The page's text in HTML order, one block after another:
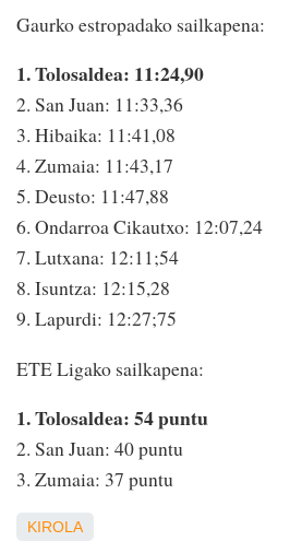
Gaurko estropadako sailkapena:
1. Tolosaldea: 11:24,90
2. San Juan: 11:33,36
3. Hibaika: 11:41,08
4. Zumaia: 11:43,17
5. Deusto: 11:47,88
6. Ondarroa Cikautxo: 12:07,24
7. Lutxana: 12:11;54
8. Isuntza: 12:15,28
9. Lapurdi: 12:27;75
ETE Ligako sailkapena:
1. Tolosaldea: 54 puntu
2. San Juan: 40 puntu
3. Zumaia: 37 puntu
KIROLA